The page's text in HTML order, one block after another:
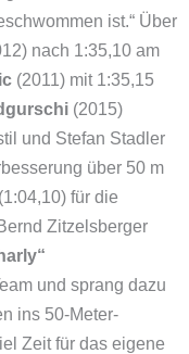
ist.“ Über
nach 1:35,10 am
(2011) mit 1:35,15
(2015)
und Stefan Stadler
über 50 m
für die
Zitzelsberger
und sprang dazu
ins 50-Meter-
Zeit für das eigene